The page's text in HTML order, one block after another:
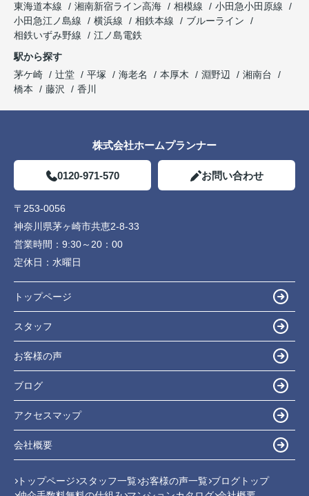
東海道本線
湘南新宿ライン高海 相模線
小田急小田原線
小田急江ノ島線
横浜線 相鉄本線
ブルーライン
相鉄いずみ野線
江ノ島電鉄
駅から探す
茅ケ崎
辻堂 平塚 海老名 本厚木 淵野辺
湘南台
橋本
藤沢 香川
株式会社ホームプランナー
0120-971-570 お問い合わせ
〒253-0056
神奈川県茅ヶ崎市共恵2-8-33
営業時間： 9:30～20：00
定休日： 水曜日
トップページ
スタッフ
お客様の声
ブログ
アクセスマップ
会社概要
トップページ スタッフ一覧 お客様の声一覧 ブログトップ